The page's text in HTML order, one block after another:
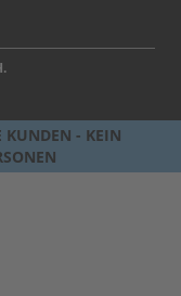
KUNDEN - KEIN